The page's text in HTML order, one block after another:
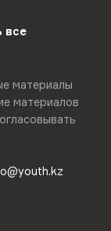
все
материалы
материалов